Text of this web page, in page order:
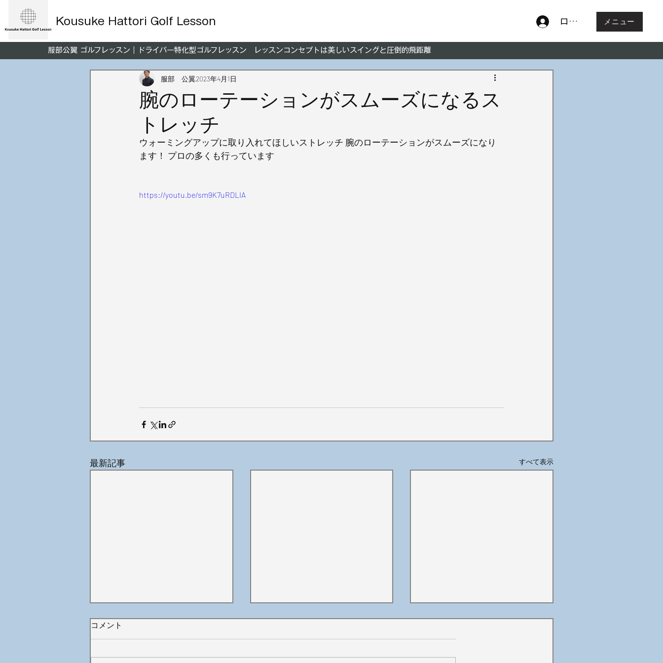
Kousuke Hattori Golf Lesson ログイン メニュー
服部公翼 ゴルフレッスン｜ドライバー特化型ゴルフレッスン レッスンコンセプトは美しいスイングと圧倒的飛距離
腕のローテーションがスムーズになるス
トレッチ
服部 公翼2023年4月1日
ウォーミングアップに取り入れてほしいストレッチ 腕のローテーションがスムーズになり
ます！ プロの多くも行っています
https://youtu.be/sm9K7uRDLIA
最新記事 すべて表示
コメント